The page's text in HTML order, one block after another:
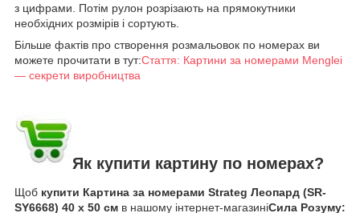
з цифрами. Потім рулон розрізають на прямокутники
необхідних розмірів і сортують.
Більше фактів про створення розмальовок по номерах ви
можете прочитати в тут:Стаття: Картини за номерами Menglei
— секрети виробництва
Як купити картину по номерах?
Щоб купити Картина за номерами Strateg Леопард (SR-
SY6668) 40 х 50 см в нашому інтернет-магазиніСила Розуму: